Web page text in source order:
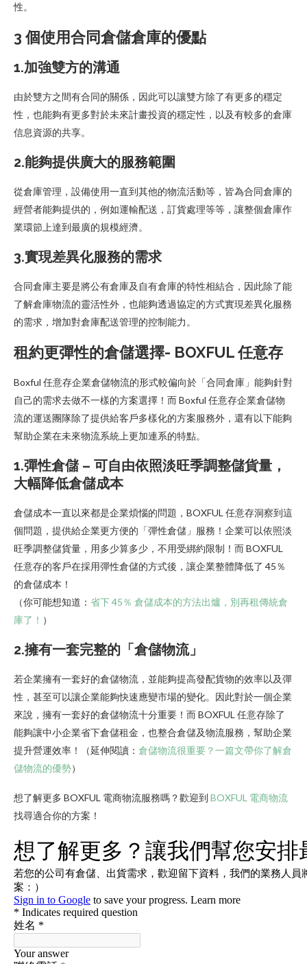
性。
3 個使用合同倉儲倉庫的優點
1.加強雙方的溝通
由於雙方之間有合同的關係，因此可以讓雙方除了有更多的穩定
性，也能夠有更多對於未來計畫投資的穩定性，以及有較多的倉庫
信息資源的共享。
2.能夠提供廣大的服務範圍
從倉庫管理，設備使用一直到其他的物流活動等，皆為合同倉庫的
經營者能夠提供的，例如運輸配送，訂貨處理等等，讓整個倉庫作
業環節上達到最廣的規模經濟。
3.實現差異化服務的需求
合同倉庫主要是將公有倉庫及自有倉庫的特性相結合，因此除了能
了解倉庫物流的靈活性外，也能夠透過協定的方式實現差異化服務
的需求，增加對倉庫配送管理的控制能力。
租約更彈性的倉儲選擇- BOXFUL 任意存
Boxful 任意存企業倉儲物流的形式較偏向於「合同倉庫」能夠針對
自己的需求去做不一樣的方案選擇！而 Boxful 任意存企業倉儲物
流的運送團隊除了提供給客戶多樣化的方案服務外，還有以下能夠
幫助企業在未來物流系統上更加連系的特點。
1.彈性倉儲 – 可自由依照淡旺季調整儲貨量，
大幅降低倉儲成本
倉儲成本一直以來都是企業煩惱的問題，BOXFUL 任意存洞察到這
個問題，提供給企業更方便的「彈性倉儲」服務！企業可以依照淡
旺季調整儲貨量，用多少算多少，不用受綁約限制！而 BOXFUL
任意存的客戶在採用彈性倉儲的方式後，讓企業整體降低了 45％
的倉儲成本！
（你可能想知道： 省下 45％ 倉儲成本的方法出爐，別再租傳統倉
庫了！ ）
2.擁有一套完整的「倉儲物流」
若企業擁有一套好的倉儲物流，並能夠提高發配貨物的效率以及彈
性，甚至可以讓企業能夠快速應變市場的變化。因此對於一個企業
來說，擁有一套好的倉儲物流十分重要！而 BOXFUL 任意存除了
能夠讓中小企業省下倉儲租金，也整合倉儲及物流服務，幫助企業
提升營運效率！（延伸閱讀： 倉儲物流很重要？一篇文帶你了解倉
儲物流的優勢）
想了解更多 BOXFUL 電商物流服務嗎？歡迎到 BOXFUL 電商物流
找尋適合你的方案！